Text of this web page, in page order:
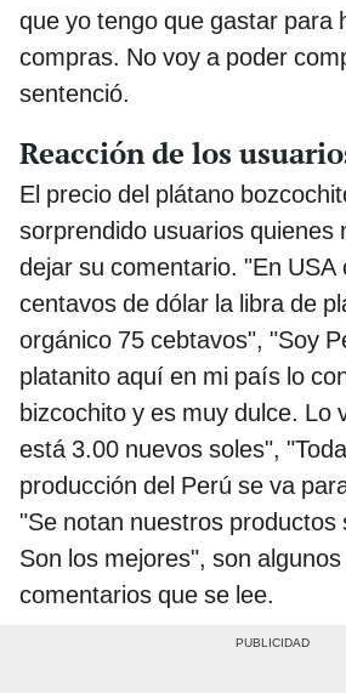
que yo tengo que gastar para
compras. No voy a poder
sentenció.
Reacción de los
El precio del plátano
sorprendido usuarios quienes
dejar su comentario. "En USA
centavos de dólar la libra de
orgánico 75 cebtavos", "Soy
platanito aquí en mi país lo
bizcochito y es muy dulce. Lo
está 3.00 nuevos soles",
producción del Perú se va
"Se notan nuestros productos
Son los mejores", son
comentarios que se lee.